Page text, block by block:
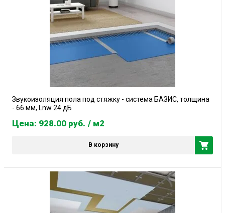
Звукоизоляция пола под стяжку - система БАЗИС, толщина
- 66 мм, Lnw 24 дБ
Цена: 928.00 руб. / м2
В корзину